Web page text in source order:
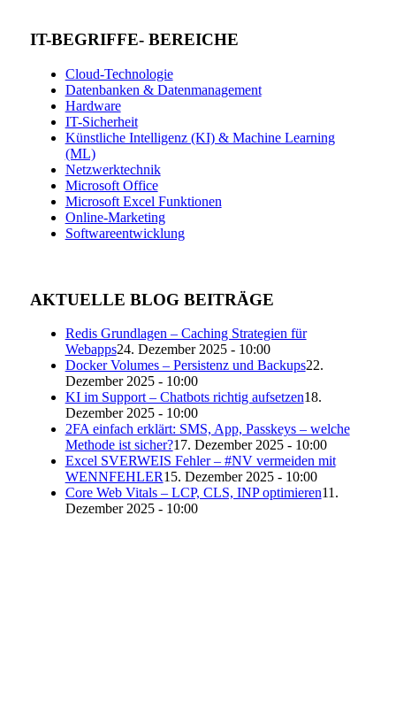
IT-BEGRIFFE- BEREICHE
Cloud-Technologie
Datenbanken & Datenmanagement
Hardware
IT-Sicherheit
Künstliche Intelligenz (KI) & Machine Learning
(ML)
Netzwerktechnik
Microsoft Office
Microsoft Excel Funktionen
Online-Marketing
Softwareentwicklung
AKTUELLE BLOG BEITRÄGE
Redis Grundlagen – Caching Strategien für
Webapps24. Dezember 2025 - 10:00
Docker Volumes – Persistenz und Backups22.
Dezember 2025 - 10:00
KI im Support – Chatbots richtig aufsetzen18.
Dezember 2025 - 10:00
2FA einfach erklärt: SMS, App, Passkeys – welche
Methode ist sicher?17. Dezember 2025 - 10:00
Excel SVERWEIS Fehler – #NV vermeiden mit
WENNFEHLER15. Dezember 2025 - 10:00
Core Web Vitals – LCP, CLS, INP optimieren11.
Dezember 2025 - 10:00